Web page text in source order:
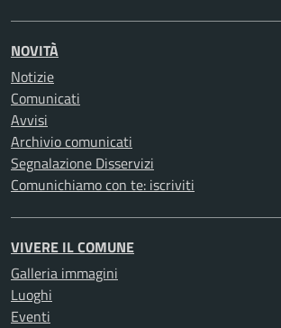
NOVITÀ
Notizie
Comunicati
Avvisi
Archivio comunicati
Segnalazione Disservizi
Comunichiamo con te: iscriviti
VIVERE IL COMUNE
Galleria immagini
Luoghi
Eventi